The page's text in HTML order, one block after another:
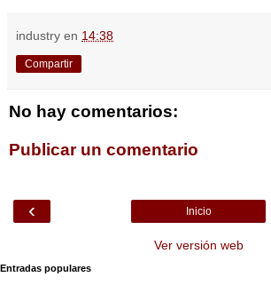
industry en 14:38
Compartir
No hay comentarios:
Publicar un comentario
‹ Inicio
Ver versión web
Entradas populares